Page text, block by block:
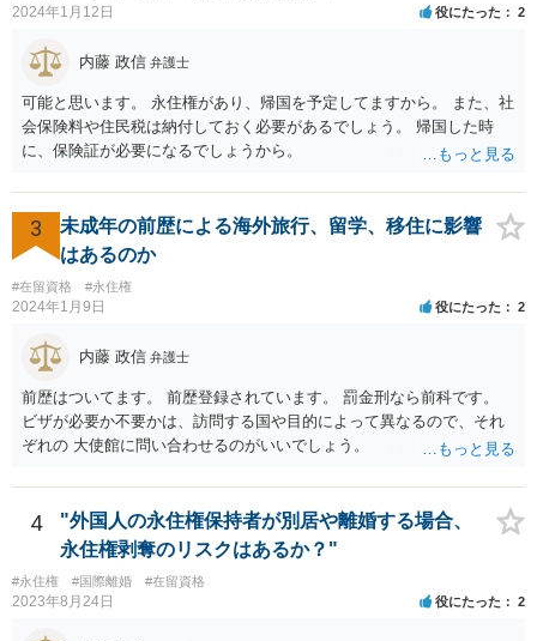
2024年1月12日 役にたった 2
内藤 政信 弁護士
可能と思います。 永住権があり、帰国を予定してますから。 また、社
会保険料や住民税は納付しておく必要があるでしょう。 帰国した時
に、保険証が必要になるでしょうから。
3
未成年の前歴による海外旅行、留学、移住に影響
はあるのか
#在留資格 #永住権
2024年1月9日 役にたった 2
内藤 政信 弁護士
前歴はついてます。 前歴登録されています。 罰金刑なら前科です。
ビザが必要か不要かは、訪問する国や目的によって異なるので、それ
ぞれの 大使館に問い合わせるのがいいでしょう。
4
"外国人の永住権保持者が別居や離婚する場合、
永住権剥奪のリスクはあるか？"
#永住権 #国際離婚 #在留資格
2023年8月24日 役にたった 2